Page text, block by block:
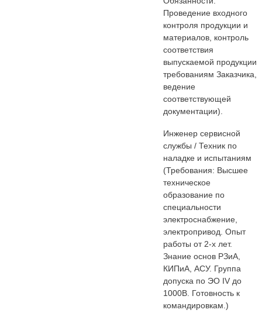
Проведение входного
контроля продукции и
материалов, контроль
соответствия
выпускаемой продукции
требованиям Заказчика,
ведение
соответствующей
документации).
Инженер сервисной
службы / Техник по
наладке и испытаниям
(Требования: Высшее
техническое
образование по
специальности
электроснабжение,
электропривод. Опыт
работы от 2-х лет.
Знание основ РЗиА,
КИПиА, АСУ. Группа
допуска по ЭО IV до
1000В. Готовность к
командировкам.)